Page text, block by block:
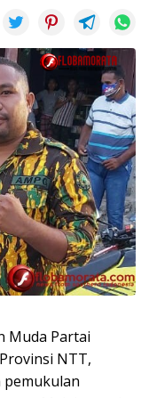
Muda Partai
NTT,
pemukulan